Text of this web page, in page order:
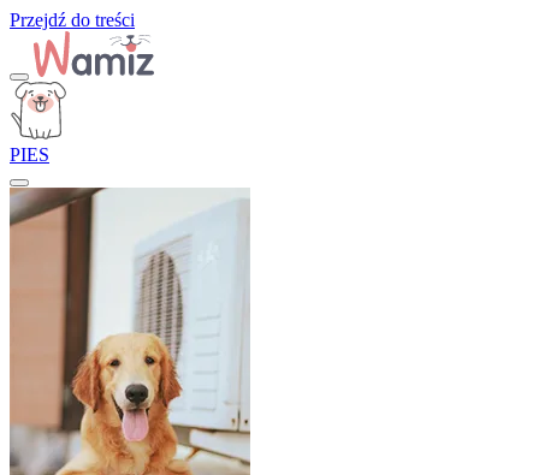
Przejdź do treści
PIES